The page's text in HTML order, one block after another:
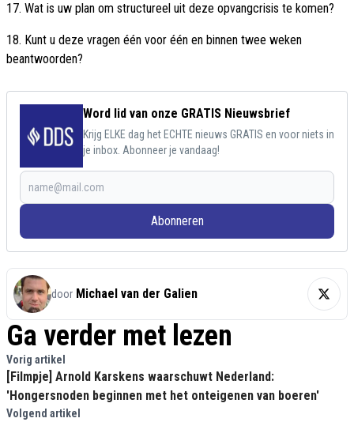
17. Wat is uw plan om structureel uit deze opvangcrisis te komen?
18. Kunt u deze vragen één voor één en binnen twee weken
beantwoorden?
Word lid van onze GRATIS Nieuwsbrief
Krijg ELKE dag het ECHTE nieuws GRATIS en voor niets in
je inbox. Abonneer je vandaag!
Abonneren
door Michael van der Galien
Ga verder met lezen
Vorig artikel
[Filmpje] Arnold Karskens waarschuwt Nederland:
'Hongersnoden beginnen met het onteigenen van boeren'
Volgend artikel